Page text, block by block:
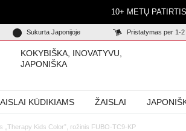
10+ METŲ
Sukurta Japonijoje Pristatymas per 1-2
KOKYBIŠKA, INOVATYVU,
JAPONIŠKA
KŪDIKIAMS ŽAISLAI
„Therapy Kids Color”, rožinis FUBO-TC9-KP